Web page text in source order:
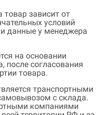
товар зависит от
условий
данные у менеджера
на основании
после согласования
товара.
транспортными
с склада.
компаниями